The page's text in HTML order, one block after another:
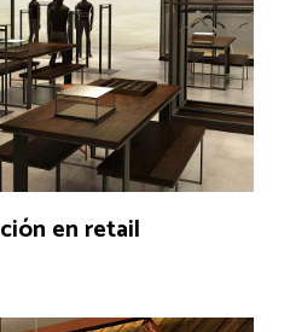
en retail